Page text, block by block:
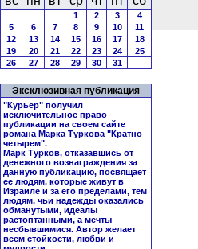
1 2 3
4
5
6 7 8 9 10
11
12
13 14 15 16 17
18
19
20 21 22 23 24
25
26
27 28 29 30 31
Эксклюзивная публикация
"Курьер" получил
исключительное право
публикации на своем сайте
романа Марка Туркова "Кратно
четырем".
Марк Турков, отказавшись от
денежного вознаграждения за
данную публикацию, посвящает
ее людям, которые живут в
Израиле и за его пределами, тем
людям, чьи надежды оказались
обманутыми, идеалы
растоптанными, а мечты
несбывшимися. Автор желает
всем стойкости, любви и